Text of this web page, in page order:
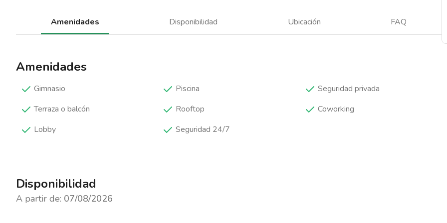
Amenidades Disponibilidad Ubicación FAQ
Amenidades
Gimnasio Piscina
Seguridad privada
Terraza o balcón
Rooftop
Coworking
Lobby
Seguridad 24/7
Disponibilidad
A partir de: 07/08/2026